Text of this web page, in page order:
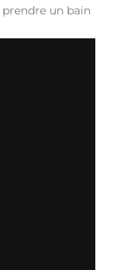
un bain